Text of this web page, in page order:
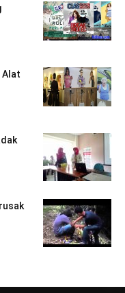
Alat